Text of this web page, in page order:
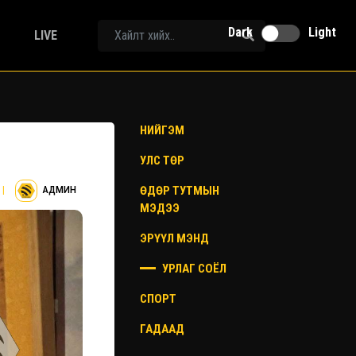
LIVE Dark Light
| АДМИН
НИЙГЭМ
УЛС ТӨР
ӨДӨР ТУТМЫН
МЭДЭЭ
ЭРҮҮЛ МЭНД
УРЛАГ СОЁЛ
СПОРТ
ГАДААД